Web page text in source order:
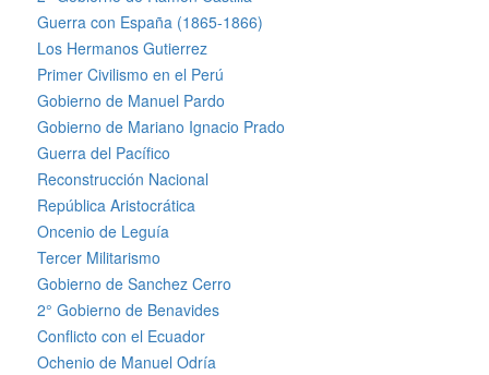
Guerra con España (1865-1866)
Los Hermanos Gutierrez
Primer Civilismo en el Perú
Gobierno de Manuel Pardo
Gobierno de Mariano Ignacio Prado
Guerra del Pacífico
Reconstrucción Nacional
República Aristocrática
Oncenio de Leguía
Tercer Militarismo
Gobierno de Sanchez Cerro
2° Gobierno de Benavides
Conflicto con el Ecuador
Ochenio de Manuel Odría